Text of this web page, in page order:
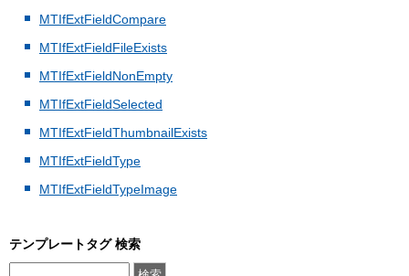
MTIfExtFieldCompare
MTIfExtFieldFileExists
MTIfExtFieldNonEmpty
MTIfExtFieldSelected
MTIfExtFieldThumbnailExists
MTIfExtFieldType
MTIfExtFieldTypeImage
テンプレートタグ 検索